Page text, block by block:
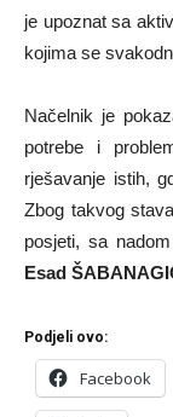
je upoznat sa
kojima se
Načelnik je
potrebe i
rješavanje istih,
Zbog takvog
posjeti, sa
Esad
Podjeli ovo:
Facebook